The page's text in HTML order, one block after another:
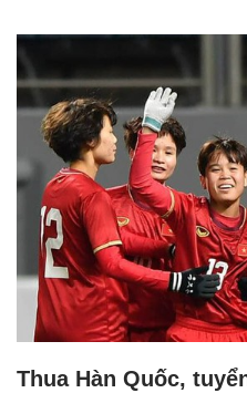
Thua Hàn Quốc,